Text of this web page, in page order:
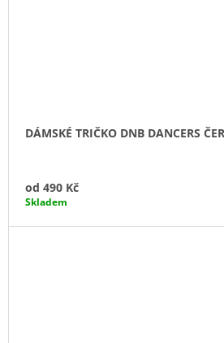
DÁMSKÉ TRIČKO DNB DANCERS
od 490 Kč
Skladem